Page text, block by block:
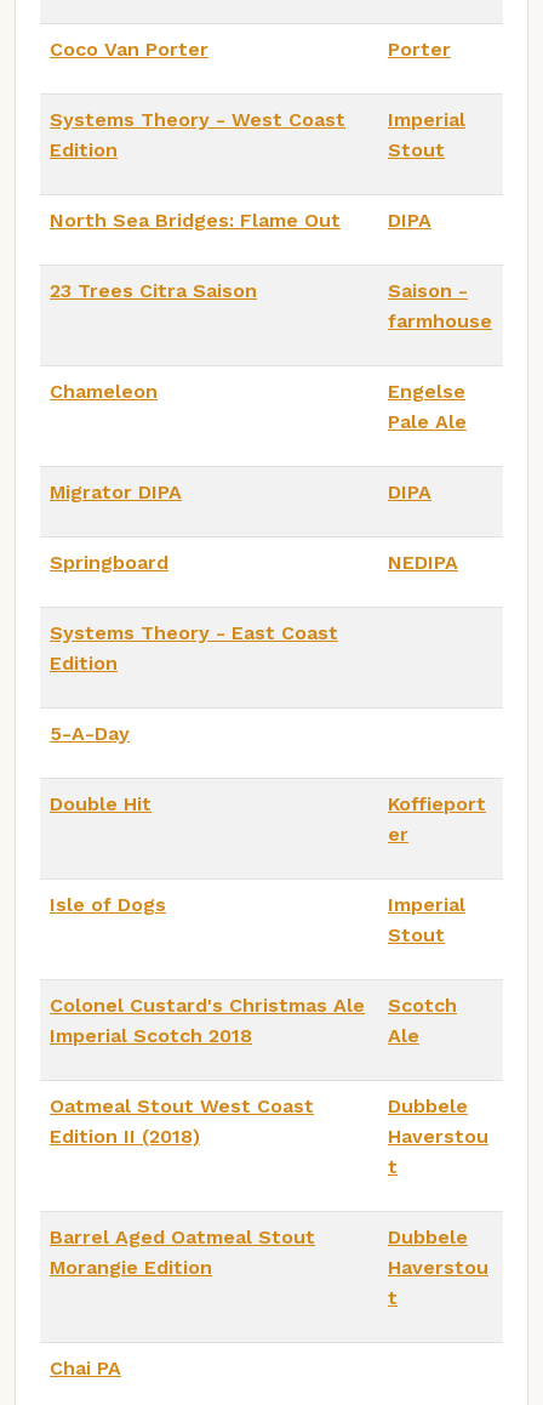
Coco Van Porter Porter
Systems Theory - West Coast
Edition
Imperial
Stout
North Sea Bridges: Flame Out DIPA
23 Trees Citra Saison
Saison -
farmhouse
Chameleon
Engelse
Pale Ale
Migrator DIPA DIPA
Springboard NEDIPA
Systems Theory - East Coast
Edition
5-A-Day
Double Hit
Koffieport
er
Isle of Dogs
Imperial
Stout
Colonel Custard's Christmas Ale
Imperial Scotch 2018
Scotch
Ale
Oatmeal Stout West Coast
Edition II (2018)
Dubbele
Haverstou
t
Barrel Aged Oatmeal Stout
Morangie Edition
Dubbele
Haverstou
t
Chai PA